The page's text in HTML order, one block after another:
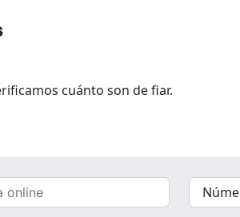
cuánto son de fiar.
{{
__('Sort')